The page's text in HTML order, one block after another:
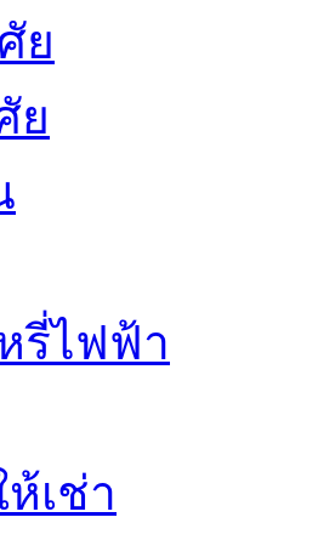
ย
ย
รี่ไฟฟ้า
เช่า